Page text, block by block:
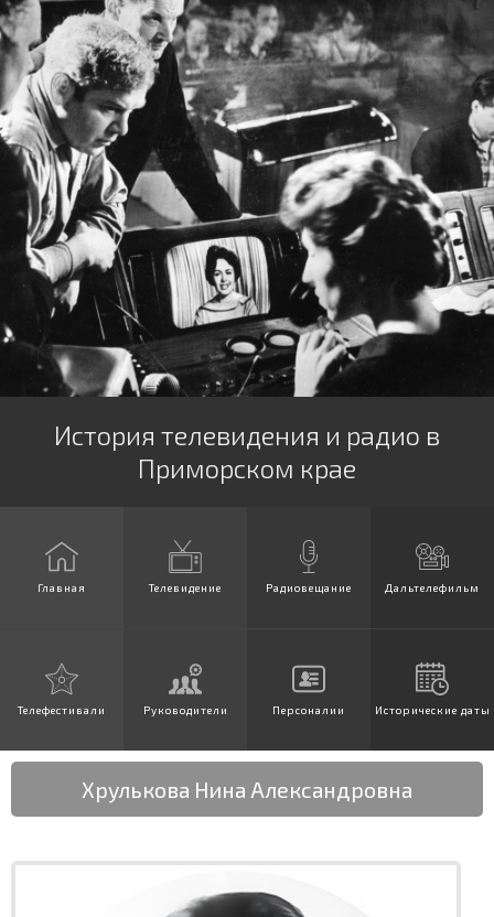
История телевидения и радио в
Приморском крае
Главная Телевидение Радиовещание Дальтелефильм
Телефестивали Руководители Персоналии Исторические даты
Хрулькова Нина Александровна